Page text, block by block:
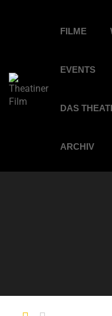
FILME
EVENTS
DAS
ARCHIV